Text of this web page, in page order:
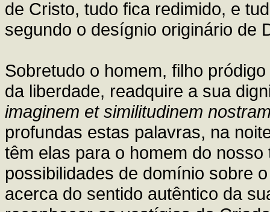
de Cristo, tudo fica redimido, e
segundo o desígnio originário de
Sobretudo o homem, filho
da liberdade, readquire a sua
imaginem et similitudinem
profundas estas palavras, na
têm elas para o homem do
possibilidades de domínio sobre
acerca do sentido autêntico da